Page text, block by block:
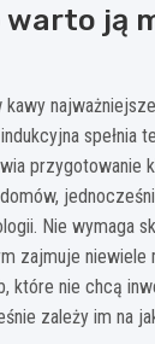
warto ją
kawy
spełnia
przygotowanie
Nie wymaga
zajmuje niewiele
które nie chcą
zależy im na